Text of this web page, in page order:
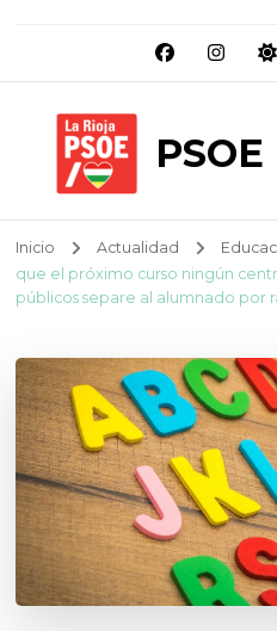
Inicio Actualidad
que el próximo curso ningún
públicos separe al alumnado por